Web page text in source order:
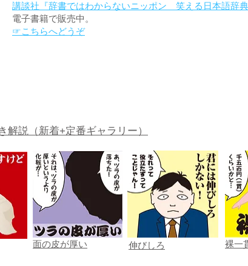
講談社『辞書ではわからないニッポン 笑える日本語辞典
電子書籍で販売中。
☞こちらへどうぞ
解説（新着+定番ギャラリー）
面の皮が厚い 伸びしろ 裸一